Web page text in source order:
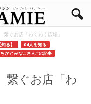
ぐお店「わくわく広場」
る】
04人を知る
かどみなこさん” の記事
ぐお店「わ